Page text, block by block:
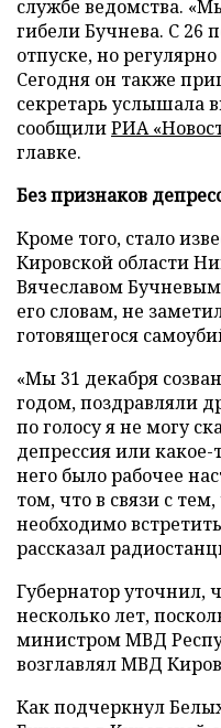
службе ведомства.
гибели Бучнева. С 26
отпуске, но
Сегодня он также
секретарь услышала
сообщилиРИА
главке.
Без признаков
Кроме того, стало
Кировской области
Вячеславом
его словам, не
готовящегося
«Мы 31 декабря
годом, поздравляли
по голосу я не могу
депрессия или какое-
него было рабочее
том, что в связи с
необходимо
рассказал
Губернатор уточнил,
несколько лет,
министром МВД
возглавлял МВД
Как подчеркнул